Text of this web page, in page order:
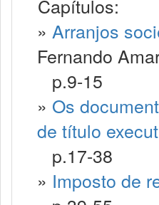
Capítulos:
» Arranjos
Fernando
p.9-15
» Os
de título
p.17-38
» Imposto de